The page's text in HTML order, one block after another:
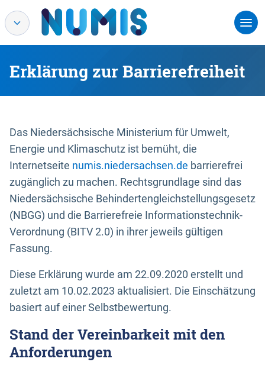
Erklärung zur Barrierefreiheit
Das Niedersächsische Ministerium für Umwelt,
Energie und Klimaschutz ist bemüht, die
Internetseite numis.niedersachsen.de barrierefrei
zugänglich zu machen. Rechtsgrundlage sind das
Niedersächsische Behindertengleichstellungsgesetz
(NBGG) und die Barrierefreie Informationstechnik-
Verordnung (BITV 2.0) in ihrer jeweils gültigen
Fassung.
Diese Erklärung wurde am 22.09.2020 erstellt und
zuletzt am 10.02.2023 aktualisiert. Die Einschätzung
basiert auf einer Selbstbewertung.
Stand der Vereinbarkeit mit den
Anforderungen